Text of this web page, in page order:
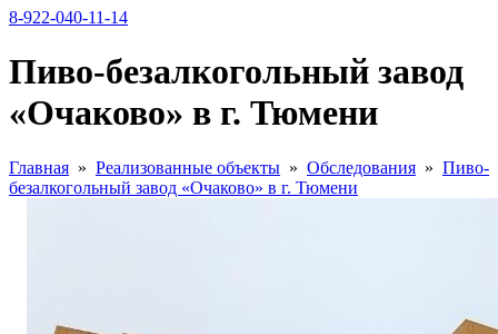
8-922-040-11-14
Пиво-безалкогольный завод
«Очаково» в г. Тюмени
Главная » Реализованные объекты » Обследования » Пиво-
безалкогольный завод «Очаково» в г. Тюмени